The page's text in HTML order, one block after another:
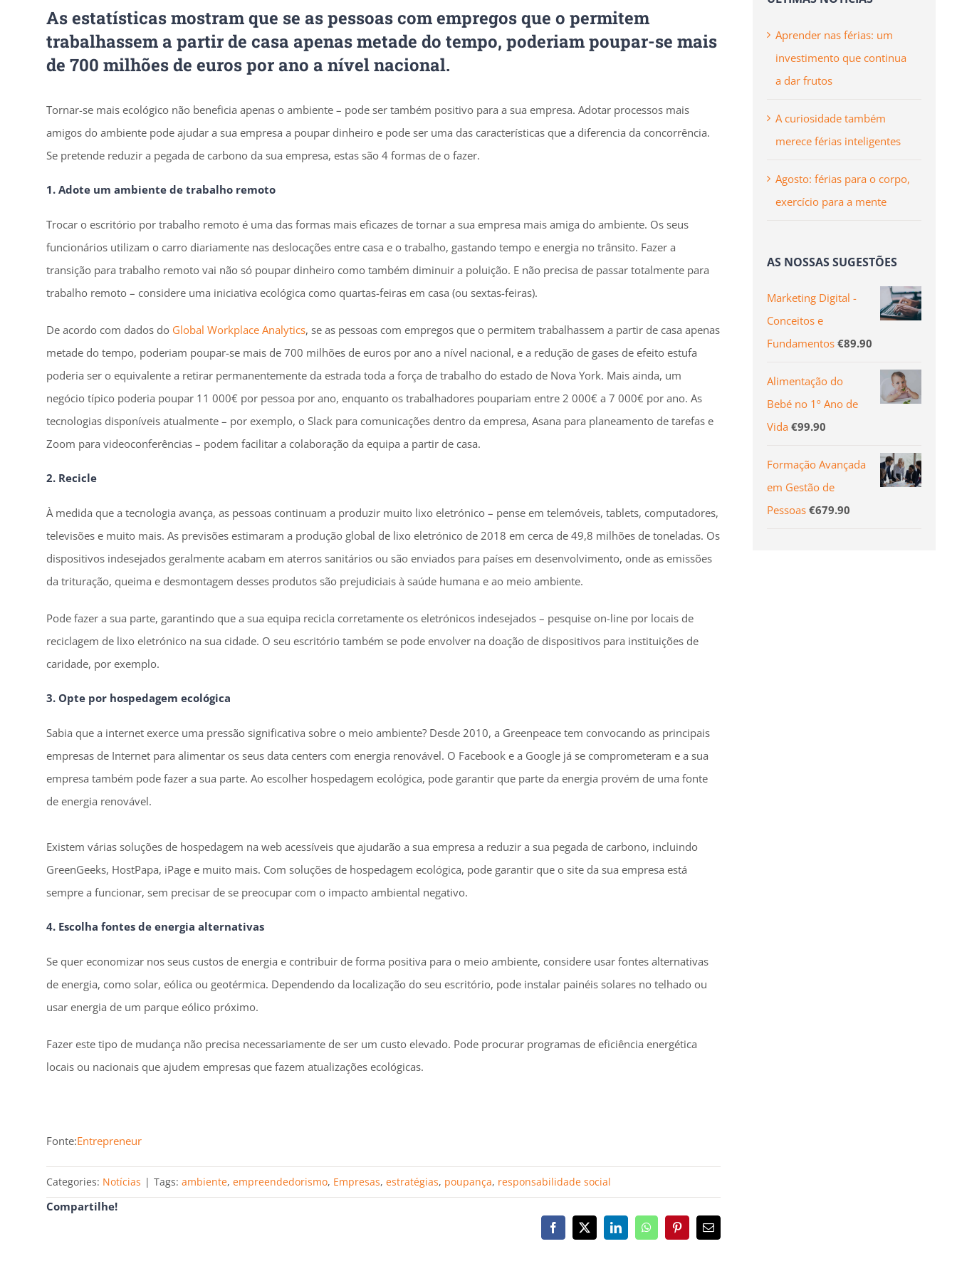
As estatísticas mostram que se as pessoas com empregos que o permitem
trabalhassem a partir de casa apenas metade do tempo, poderiam poupar-se mais
de 700 milhões de euros por ano a nível nacional.
Tornar-se mais ecológico não beneficia apenas o ambiente – pode ser também positivo para a sua empresa. Adotar processos mais
amigos do ambiente pode ajudar a sua empresa a poupar dinheiro e pode ser uma das características que a diferencia da concorrência.
Se pretende reduzir a pegada de carbono da sua empresa, estas são 4 formas de o fazer.
1. Adote um ambiente de trabalho remoto
Trocar o escritório por trabalho remoto é uma das formas mais eficazes de tornar a sua empresa mais amiga do ambiente. Os seus
funcionários utilizam o carro diariamente nas deslocações entre casa e o trabalho, gastando tempo e energia no trânsito. Fazer a
transição para trabalho remoto vai não só poupar dinheiro como também diminuir a poluição. E não precisa de passar totalmente para
trabalho remoto – considere uma iniciativa ecológica como quartas-feiras em casa (ou sextas-feiras).
De acordo com dados do Global Workplace Analytics, se as pessoas com empregos que o permitem trabalhassem a partir de casa apenas
metade do tempo, poderiam poupar-se mais de 700 milhões de euros por ano a nível nacional, e a redução de gases de efeito estufa
poderia ser o equivalente a retirar permanentemente da estrada toda a força de trabalho do estado de Nova York. Mais ainda, um
negócio típico poderia poupar 11 000€ por pessoa por ano, enquanto os trabalhadores poupariam entre 2 000€ a 7 000€ por ano. As
tecnologias disponíveis atualmente – por exemplo, o Slack para comunicações dentro da empresa, Asana para planeamento de tarefas e
Zoom para videoconferências – podem facilitar a colaboração da equipa a partir de casa.
2. Recicle
À medida que a tecnologia avança, as pessoas continuam a produzir muito lixo eletrónico – pense em telemóveis, tablets, computadores,
televisões e muito mais. As previsões estimaram a produção global de lixo eletrónico de 2018 em cerca de 49,8 milhões de toneladas. Os
dispositivos indesejados geralmente acabam em aterros sanitários ou são enviados para países em desenvolvimento, onde as emissões
da trituração, queima e desmontagem desses produtos são prejudiciais à saúde humana e ao meio ambiente.
Pode fazer a sua parte, garantindo que a sua equipa recicla corretamente os eletrónicos indesejados – pesquise on-line por locais de
reciclagem de lixo eletrónico na sua cidade. O seu escritório também se pode envolver na doação de dispositivos para instituições de
caridade, por exemplo.
3. Opte por hospedagem ecológica
Sabia que a internet exerce uma pressão significativa sobre o meio ambiente? Desde 2010, a Greenpeace tem convocando as principais
empresas de Internet para alimentar os seus data centers com energia renovável. O Facebook e a Google já se comprometeram e a sua
empresa também pode fazer a sua parte. Ao escolher hospedagem ecológica, pode garantir que parte da energia provém de uma fonte
de energia renovável.
Existem várias soluções de hospedagem na web acessíveis que ajudarão a sua empresa a reduzir a sua pegada de carbono, incluindo
GreenGeeks, HostPapa, iPage e muito mais. Com soluções de hospedagem ecológica, pode garantir que o site da sua empresa está
sempre a funcionar, sem precisar de se preocupar com o impacto ambiental negativo.
4. Escolha fontes de energia alternativas
Se quer economizar nos seus custos de energia e contribuir de forma positiva para o meio ambiente, considere usar fontes alternativas
de energia, como solar, eólica ou geotérmica. Dependendo da localização do seu escritório, pode instalar painéis solares no telhado ou
usar energia de um parque eólico próximo.
Fazer este tipo de mudança não precisa necessariamente de ser um custo elevado. Pode procurar programas de eficiência energética
locais ou nacionais que ajudem empresas que fazem atualizações ecológicas.
Fonte:Entrepreneur
Categories: Notícias | Tags: ambiente, empreendedorismo, Empresas, estratégias, poupança, responsabilidade social
Compartilhe!
Facebook
X LinkedInWhatsAppPinterestEmail
(necessário
Aprender nas férias: um
investimento que continua
a dar frutos
A curiosidade também
merece férias inteligentes
Agosto: férias para o corpo,
exercício para a mente
AS NOSSAS SUGESTÕES
Marketing Digital -
Conceitos e
Fundamentos €89.90
Alimentação do
Bebé no 1º Ano de
Vida €99.90
Formação Avançada
em Gestão de
Pessoas €679.90